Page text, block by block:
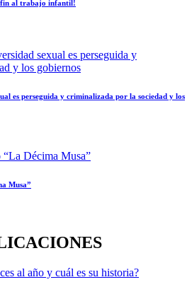
fin al trabajo infantil!
es perseguida y criminalizada por la sociedad y los
Musa”